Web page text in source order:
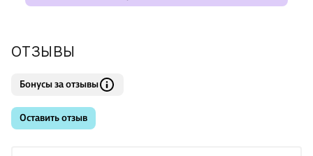
ОТЗЫВЫ
Бонусы за отзывы
Оставить отзыв